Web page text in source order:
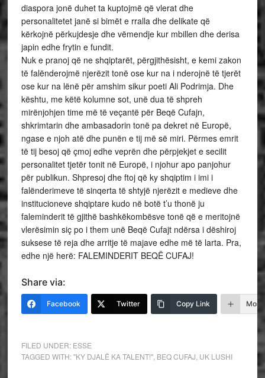
diaspora jonë duhet ta kuptojmë që vlerat dhe
personalitetet janë si bimët e rralla dhe delikate që
kërkojnë përkujdesje dhe vëmendje kur mbillen dhe derisa
japin edhe frytin e fundit.
Nuk e pranoj që ne shqiptarët, përgjithësisht, e kemi zakon
të falënderojmë njerëzit tonë ose kur na i nderojnë të tjerët
ose kur na lënë për amshim sikur poeti Ali Podrimja. Dhe
kështu, me këtë kolumne sot, unë dua të shpreh
mirënjohjen time më të veçantë për Beqë Cufajn,
shkrimtarin dhe ambasadorin tonë pa dekret në Europë,
ngase e njoh atë dhe punën e tij më së miri. Përmes emrit
të tij besoj që çmoj edhe veprën dhe përpjekjet e secilit
personalitet tjetër tonit në Europë, i njohur apo panjohur
për publikun. Shpresoj dhe ftoj që ky shqiptim i imi i
falënderimeve të sinqerta të shtyjë njerëzit e medieve dhe
institucioneve shqiptare kudo në botë t’u thonë ju
faleminderit të gjithë bashkëkombësve tonë që e meritojnë
vlerësimin siç po i them unë Beqë Cufajt ndërsa i dëshiroj
suksese të reja dhe arritje të majave edhe më të larta. Pra,
edhe një herë: FALEMINDERIT BEQË CUFAJ!
Share via:
Facebook Twitter Copy Link More
FILED UNDER: ESSE
TAGGED WITH:"KY DJALË KA TALENT!", BEQ CUFAJ UK LUSHI